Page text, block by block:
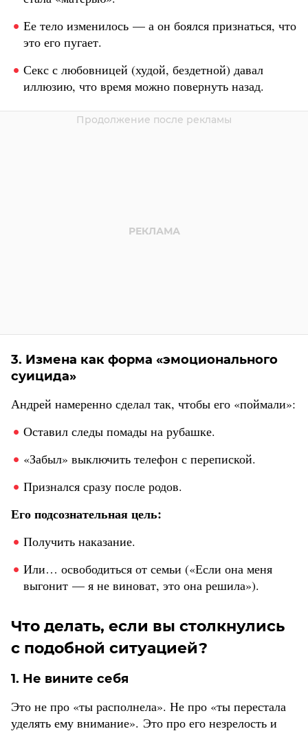
Ее тело изменилось — а он боялся признаться, что
это его пугает.
Секс с любовницей (худой, бездетной) давал
иллюзию, что время можно повернуть назад.
3. Измена как форма «эмоционального
суицида»
Андрей намеренно сделал так, чтобы его «поймали»:
Оставил следы помады на рубашке.
«Забыл» выключить телефон с перепиской.
Признался сразу после родов.
Его подсознательная цель:
Получить наказание.
Или… освободиться от семьи («Если она меня
выгонит — я не виноват, это она решила»).
Что делать, если вы столкнулись
с подобной ситуацией?
1. Не вините себя
Это не про «ты располнела». Не про «ты перестала
уделять ему внимание». Это про его незрелость и